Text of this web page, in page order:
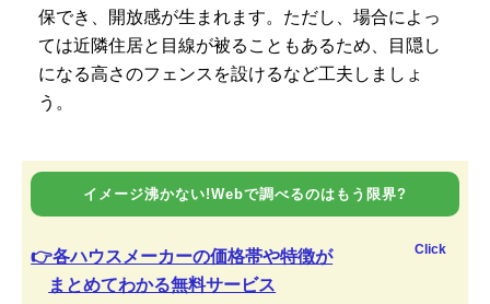
保でき、開放感が生まれます。ただし、場合によっ
ては近隣住居と目線が被ることもあるため、目隠し
になる高さのフェンスを設けるなど工夫しましょ
う。
イメージ沸かない!Webで調べるのはもう限界?
👉各ハウスメーカーの価格帯や特徴が
まとめてわかる無料サービス
Click